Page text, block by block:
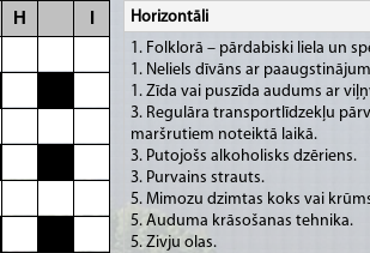
H
I
Horizontāli
1. Folklorā – pārdabiski liela un
1. Neliels dīvāns ar
1. Zīda vai puszīda audums ar
3. Regulāra transportlīdzekļu
maršrutiem noteiktā laikā.
3. Putojošs alkoholisks dzēriens.
3. Purvains strauts.
5. Mimozu dzimtas koks vai
5. Auduma krāsošanas tehnika.
5. Zivju olas.